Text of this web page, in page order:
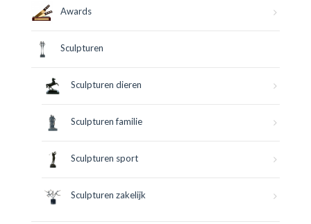
Awards
Sculpturen
Sculpturen dieren
Sculpturen familie
Sculpturen sport
Sculpturen zakelijk